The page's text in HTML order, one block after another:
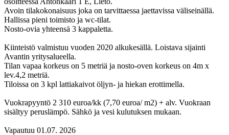
Avoin tilakokonaisuus joka on tarvittaessa jaettavissa väliseinällä.
Hallissa pieni toimisto ja wc-tilat.
Nosto-ovia yhteensä 3 kappaletta.
Kiinteistö valmistuu vuoden 2020 alkukesällä. Loistava sijainti
Avantin yritysalueella.
Tilan vapaa korkeus on 5 metriä ja nosto-oven korkeus on 4m x
lev.4,2 metriä.
Tiloissa on 3 kpl lattiakaivot öljyn- ja hiekan erottimella.
Vuokrapyyntö 2 310 euroa/kk (7,70 euroa/ m2) + alv. Vuokraan
sisältyy peruslämpö. Sähkö ja vesi kulutuksen mukaan.
Vapautuu 01.07. 2026